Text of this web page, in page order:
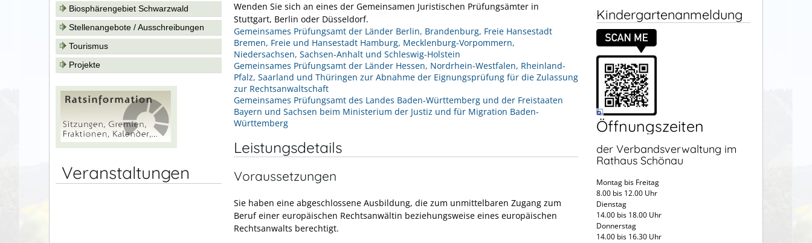
Biosphärengebiet Schwarzwald
Stellenangebote / Ausschreibungen
Tourismus
Projekte
Veranstaltungen
Wenden Sie sich an eines der Gemeinsamen Juristischen Prüfungsämter in
Stuttgart, Berlin oder Düsseldorf.
Gemeinsames Prüfungsamt der Länder Berlin, Brandenburg, Freie Hansestadt
Bremen, Freie und Hansestadt Hamburg, Mecklenburg-Vorpommern,
Niedersachsen, Sachsen-Anhalt und Schleswig-Holstein
Gemeinsames Prüfungsamt der Länder Hessen, Nordrhein-Westfalen, Rheinland-
Pfalz, Saarland und Thüringen zur Abnahme der Eignungsprüfung für die Zulassung
zur Rechtsanwaltschaft
Gemeinsames Prüfungsamt des Landes Baden-Württemberg und der Freistaaten
Bayern und Sachsen beim Ministerium der Justiz und für Migration Baden-
Württemberg
Leistungsdetails
Voraussetzungen
Sie haben eine abgeschlossene Ausbildung, die zum unmittelbaren Zugang zum
Beruf einer europäischen Rechtsanwältin beziehungsweise eines europäischen
Rechtsanwalts berechtigt.
Kindergartenanmeldung
Öffnungszeiten
der Verbandsverwaltung im
Rathaus Schönau
Montag bis Freitag
8.00 bis 12.00 Uhr
Dienstag
14.00 bis 18.00 Uhr
Donnerstag
14.00 bis 16.30 Uhr